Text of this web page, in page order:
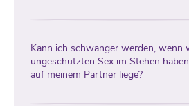
Kann ich schwanger werden, wenn
ungeschützten Sex im Stehen
auf meinem Partner liege?